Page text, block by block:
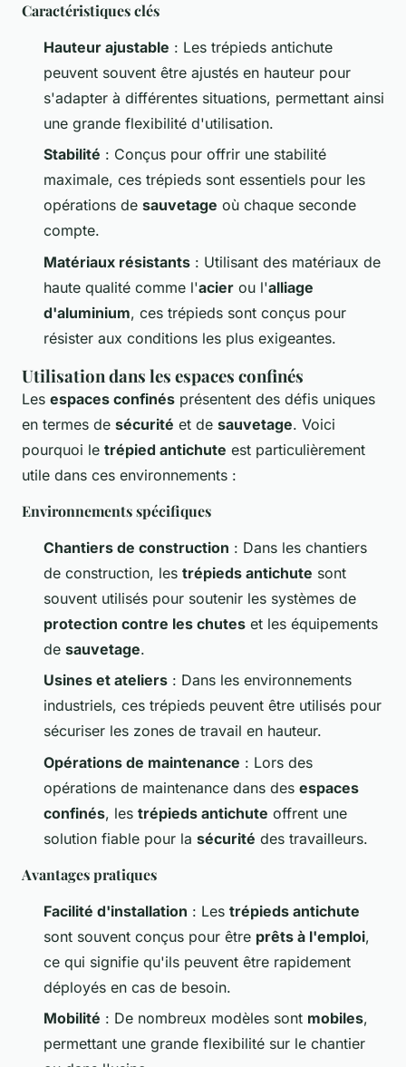
Caractéristiques clés
Hauteur ajustable : Les trépieds antichute
peuvent souvent être ajustés en hauteur pour
s'adapter à différentes situations, permettant ainsi
une grande flexibilité d'utilisation.
Stabilité : Conçus pour offrir une stabilité
maximale, ces trépieds sont essentiels pour les
opérations de sauvetage où chaque seconde
compte.
Matériaux résistants : Utilisant des matériaux de
haute qualité comme l'acier ou l'alliage
d'aluminium, ces trépieds sont conçus pour
résister aux conditions les plus exigeantes.
Utilisation dans les espaces confinés
Les espaces confinés présentent des défis uniques
en termes de sécurité et de sauvetage. Voici
pourquoi le trépied antichute est particulièrement
utile dans ces environnements :
Environnements spécifiques
Chantiers de construction : Dans les chantiers
de construction, les trépieds antichute sont
souvent utilisés pour soutenir les systèmes de
protection contre les chutes et les équipements
de sauvetage.
Usines et ateliers : Dans les environnements
industriels, ces trépieds peuvent être utilisés pour
sécuriser les zones de travail en hauteur.
Opérations de maintenance : Lors des
opérations de maintenance dans des espaces
confinés, les trépieds antichute offrent une
solution fiable pour la sécurité des travailleurs.
Avantages pratiques
Facilité d'installation : Les trépieds antichute
sont souvent conçus pour être prêts à l'emploi,
ce qui signifie qu'ils peuvent être rapidement
déployés en cas de besoin.
Mobilité : De nombreux modèles sont mobiles,
permettant une grande flexibilité sur le chantier